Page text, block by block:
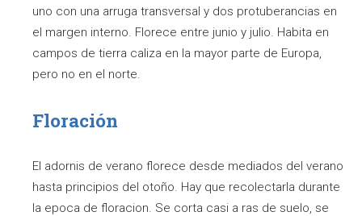
uno con una arruga transversal y dos protuberancias en
el margen interno. Florece entre junio y julio. Habita en
campos de tierra caliza en la mayor parte de Europa,
pero no en el norte.
Floración
El adornis de verano florece desde mediados del verano
hasta principios del otoño. Hay que recolectarla durante
la epoca de floracion. Se corta casi a ras de suelo, se